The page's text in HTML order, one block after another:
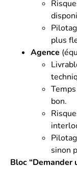
plus
Agence
bon.
sinon
Bloc “Demander